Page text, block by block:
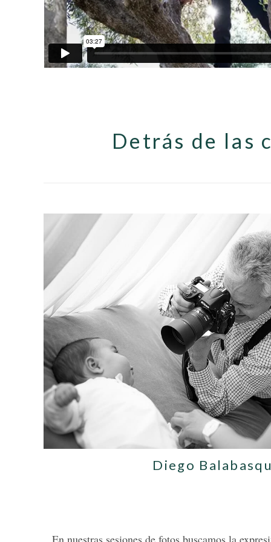
Detrás de las
Diego
En nuestras sesiones de fotos buscamos la